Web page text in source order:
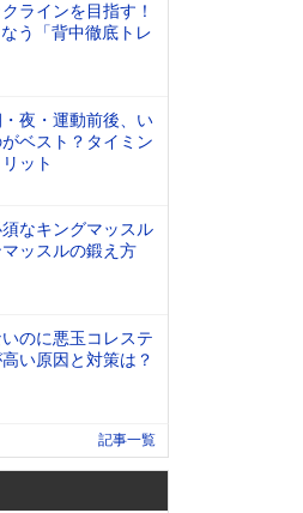
ラインを目指す！
う「背中徹底トレ
夜・運動前後、い
ベスト？タイミン
ット
なキングマッスル
ッスルの鍛え方
のに悪玉コレステ
い原因と対策は？
記事一覧